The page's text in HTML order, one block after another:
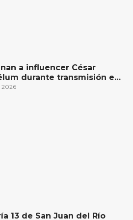
a influencer César
durante transmisión en
Sinaloa
2026
13 de San Juan del Río